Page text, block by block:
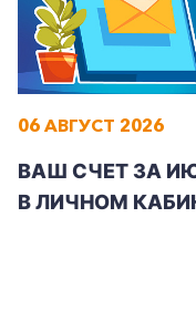
06 АВГУСТ 2026
ВАШ СЧЕТ ЗА
В ЛИЧНОМ